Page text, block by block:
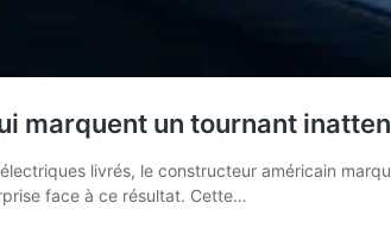
marquent un tournant
livrés, le constructeur américain
face à ce résultat. Cette…